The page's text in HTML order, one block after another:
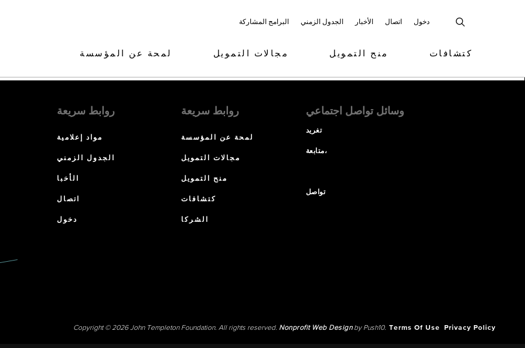
البرامج المشاركة الجدول الزمني الأخبار اتصال دخول
لمحة عن المؤسسة مجالات التمويل منح التمويل كتشافات
روابط سريعة
مواد إعلامية
الجدول الزمني
الأخبا
اتصال
دخول
روابط سريعة
لمحة عن المؤسسة
مجالات التمويل
منح التمويل
كتشافات
الشركا
وسائل تواصل اجتماعي
تغريد
متابعة،
تواصل
Copyright © 2026 John Templeton Foundation. All rights reserved. Nonprofit Web Designby Push10. Terms Of Use Privacy Policy